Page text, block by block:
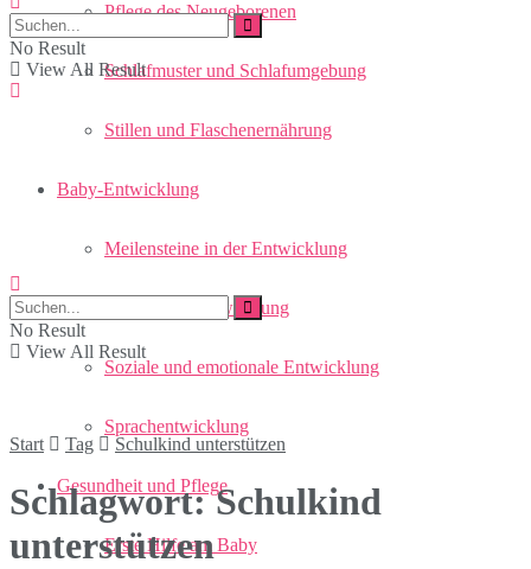
Pflege des Neugeborenen
Schlafmuster und Schlafumgebung
Stillen und Flaschenernährung
Baby-Entwicklung
Meilensteine in der Entwicklung
Motorische Entwicklung
Soziale und emotionale Entwicklung
Sprachentwicklung
Gesundheit und Pflege
Erste Hilfe am Baby
No Result
View All Result
No Result
View All Result
Start Tag Schulkind unterstützen
Schlagwort:Schulkind
unterstützen